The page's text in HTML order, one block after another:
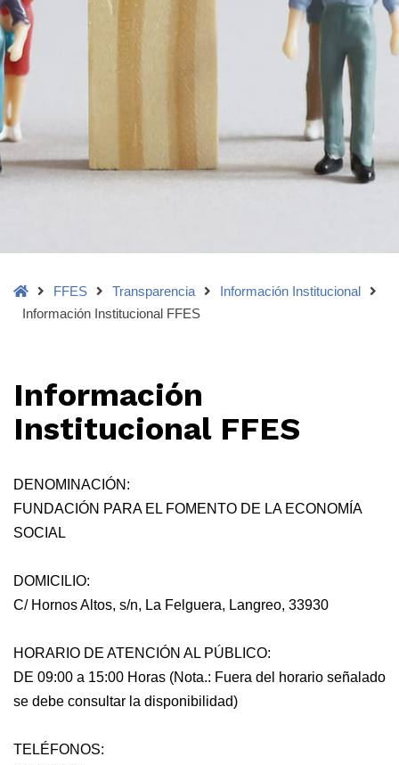
HomeFFES Transparencia
Información Institucional
Información Institucional FFES
Información
Institucional FFES
DENOMINACIÓN:
FUNDACIÓN PARA EL FOMENTO DE LA ECONOMÍA
SOCIAL
DOMICILIO:
C/ Hornos Altos, s/n, La Felguera, Langreo, 33930
HORARIO DE ATENCIÓN AL PÚBLICO:
DE 09:00 a 15:00 Horas (Nota.: Fuera del horario señalado
se debe consultar la disponibilidad)
TELÉFONOS: